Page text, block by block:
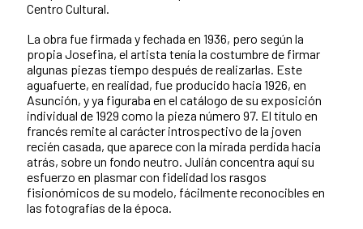
Centro Cultural.
La obra fue firmada y fechada en 1936, pero según la
propia Josefina, el artista tenía la costumbre de firmar
algunas piezas tiempo después de realizarlas. Este
aguafuerte, en realidad, fue producido hacia 1926, en
Asunción, y ya figuraba en el catálogo de su exposición
individual de 1929 como la pieza número 97. El título en
francés remite al carácter introspectivo de la joven
recién casada, que aparece con la mirada perdida hacia
atrás, sobre un fondo neutro. Julián concentra aquí su
esfuerzo en plasmar con fidelidad los rasgos
fisionómicos de su modelo, fácilmente reconocibles en
las fotografías de la época.